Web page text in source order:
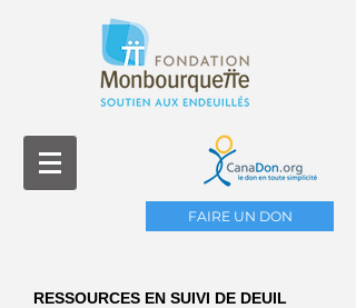
FAIRE UN DON
RESSOURCES EN SUIVI DE DEUIL